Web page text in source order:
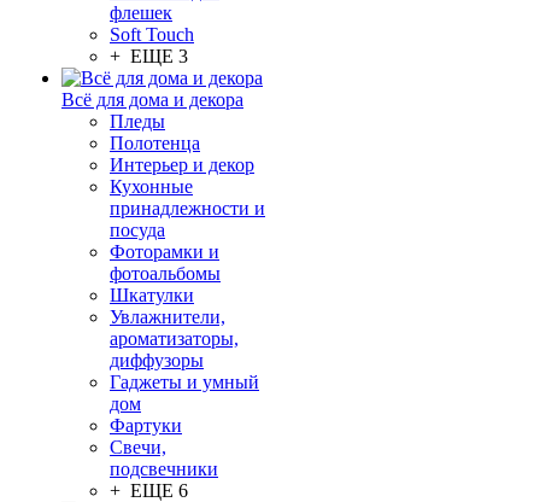
флешек
Soft Touch
+ ЕЩЕ 3
Всё для дома и декора
Пледы
Полотенца
Интерьер и декор
Кухонные
принадлежности и
посуда
Фоторамки и
фотоальбомы
Шкатулки
Увлажнители,
ароматизаторы,
диффузоры
Гаджеты и умный
дом
Фартуки
Свечи,
подсвечники
+ ЕЩЕ 6